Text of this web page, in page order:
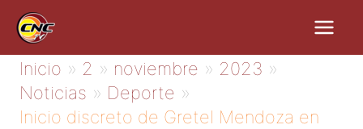
contenido
Inicio 2 noviembre
2023
Noticias
Deporte
Inicio discreto de Gretel Mendoza en